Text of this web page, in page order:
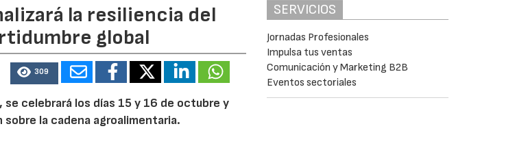
la resiliencia del
global
309
celebrará los días 15 y 16 de octubre y
la cadena agroalimentaria.
SERVICIOS
Jornadas Profesionales
Impulsa tus ventas
Comunicación y Marketing B2B
Eventos sectoriales